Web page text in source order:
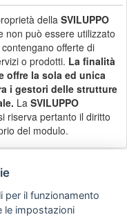
della SVILUPPO
non può essere utilizzato
offerte di
o prodotti. La finalità
offre la sola ed unica
i gestori delle strutture
La SVILUPPO
riserva pertanto il diritto
del modulo.
Scrivici
per il funzionamento
le impostazioni